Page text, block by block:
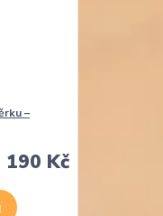
–
190 Kč